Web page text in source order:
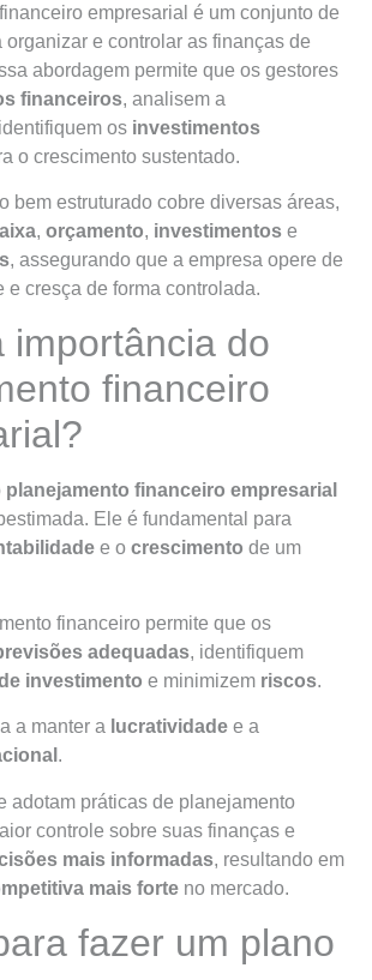
empresarial é um conjunto de
organizar e controlar as finanças de
abordagem permite que os gestores
financeiros, analisem a
os investimentos
o crescimento sustentado.
bem estruturado cobre diversas áreas,
, orçamento, investimentos e
, assegurando que a empresa opere de
e cresça de forma controlada.
importância do
financeiro
planejamento financeiro empresarial
Ele é fundamental para
e o crescimento de um
financeiro permite que os
adequadas, identifiquem
investimento e minimizem riscos.
a manter a lucratividade e a
.
adotam práticas de planejamento
controle sobre suas finanças e
mais informadas, resultando em
mais forte no mercado.
fazer um plano